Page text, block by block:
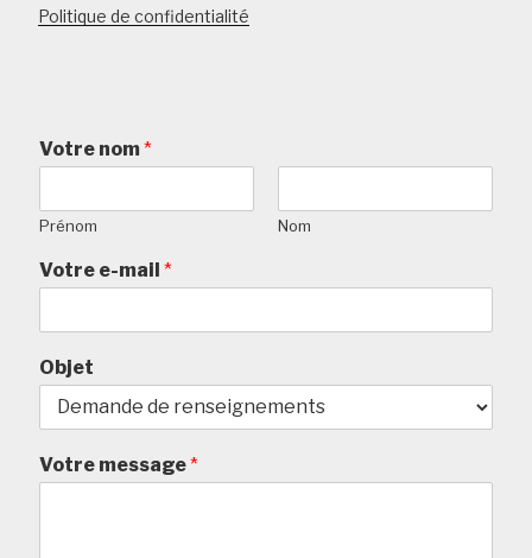
Politique de confidentialité
Votre nom*
Prénom Nom
Votre e-mail *
Objet
Votre message*